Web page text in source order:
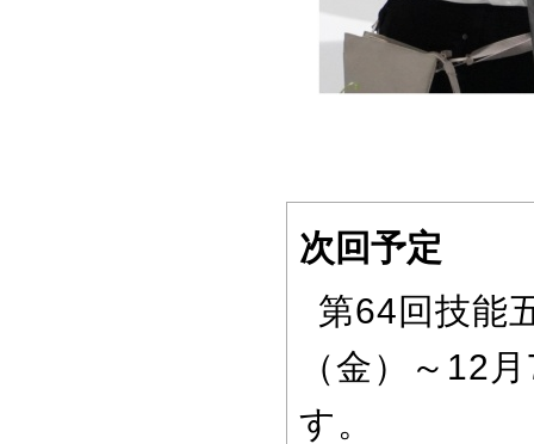
次回予定
第64回技能
（金）～12
す。